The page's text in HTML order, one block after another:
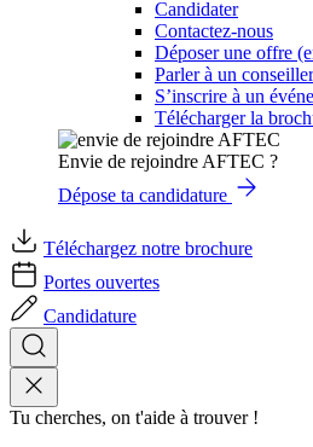
Candidater
Contactez-nous
Déposer une offre
Parler à un conseiller
S’inscrire à un
Télécharger la
Envie de rejoindre AFTEC ?
Dépose ta candidature
Téléchargez notre brochure
Portes ouvertes
Candidature
Tu cherches, on t'aide à trouver !